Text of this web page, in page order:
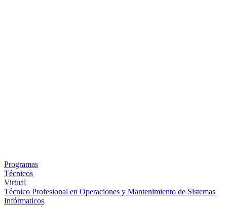
Programas
Técnicos
Virtual
Técnico Profesional en Operaciones y Mantenimiento de Sistemas
Infórmaticos